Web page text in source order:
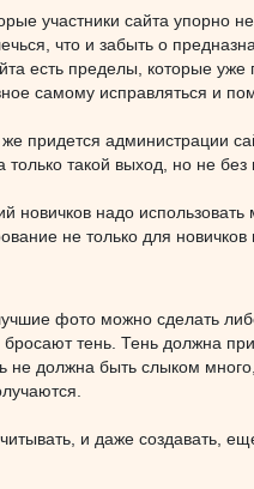
участники сайта упорно
что и забыть о
есть пределы, которые
самому исправляться и
придется администрации
только такой выход, но не без
новичков надо использовать
не только для новичков
фото можно сделать
тень. Тень должна
не должна быть слыком
и даже создавать,